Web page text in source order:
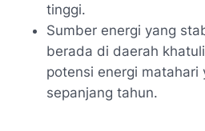
tinggi.
Sumber energi yang
berada di daerah
potensi energi matahari
sepanjang tahun.